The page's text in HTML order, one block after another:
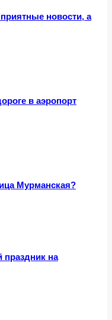
новости, а
в аэропорт
Мурманская?
праздник на